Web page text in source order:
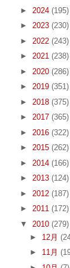
► 2024 (195)
► 2023 (230)
► 2022 (243)
► 2021 (238)
► 2020 (286)
► 2019 (351)
► 2018 (375)
► 2017 (365)
► 2016 (322)
► 2015 (262)
► 2014 (166)
► 2013 (124)
► 2012 (187)
► 2011 (172)
▼ 2010 (279)
► 12月
► 11月